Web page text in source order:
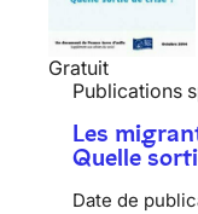
Gratuit
Publications
Les
Quelle
Date de